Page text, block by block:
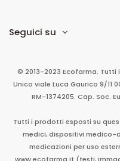
Seguici su
© 2013-2023 Ecofarma. Tutti
Unico viale Luca Gaurico 9/11
RM-1374205. Cap. Soc.
Tutti i prodotti esposti su
medici, dispositivi medico-
medicazioni per uso